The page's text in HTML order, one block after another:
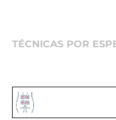
TÉCNICAS POR